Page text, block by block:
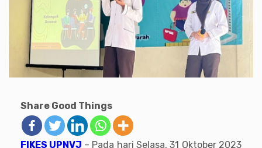
Share Good Things
FIKES UPNVJ – Pada hari Selasa, 31 Oktober 2023